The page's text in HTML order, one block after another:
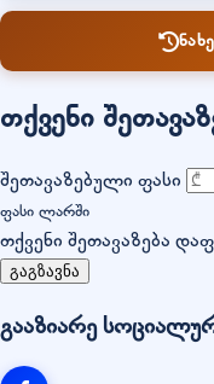
თქვენი
შეთავაზებული ფასი
ფასი ლარში
თქვენი შეთავაზება
გაგზავნა
გააზიარე